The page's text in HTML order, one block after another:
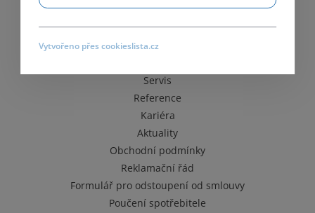
Důležité odkazy
Servis
Reference
Kariéra
Aktuality
Obchodní podmínky
Reklamační řád
Formulář pro odstoupení od smlouvy
Poučení spotřebitele
Vytvořeno přes cookieslista.cz